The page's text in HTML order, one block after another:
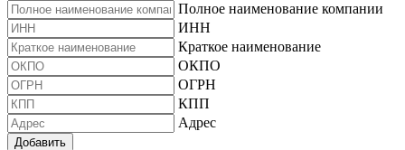
Полное наименование компании
ИНН
Краткое наименование
ОКПО
ОГРН
КПП
Адрес
Добавить